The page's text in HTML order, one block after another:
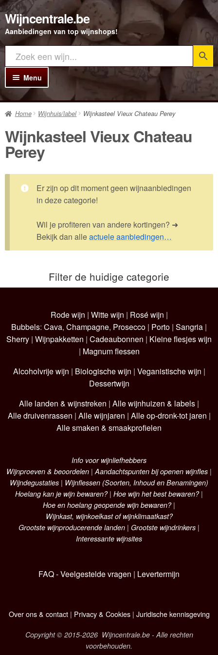
Ga
door
naar
navigatie
Ga
direct
naar
inhoud
Wijncentrale.be
Aanbiedingen van top wijnshops!
Menu
Home
Alle Wijnen
Rode wijn
Rosé wijn
Bubbels
Wijnpakketten
Magnums
Home Wijnhuis/label Wijnkasteel Vieux Chateau Perey
Wijnkasteel Vieux Chateau
Perey
Er zijn op dit moment geen wijnaanbiedingen
in deze categorie!
Wil je profiteren van andere kortingen? ➜
Bekijk dan alleactuele aanbiedingen…
Filter de huidige categorie
Rode wijn | Witte wijn | Rosé wijn |
Bubbels: Cava, Champagne, Prosecco | Porto | Sangria |
Sherry | Wijnpakketten | Cadeaubonnen | Kleine flesjes wijn
| Magnum flessen
Alcoholvrije wijn | Biologische wijn | Veganistische wijn |
Dessertwijn
Alle landen & wijnstreken | Alle wijnhuizen & labels |
Alle druivenrassen | Alle wijnjaren | Alle op-dronk-tot jaren |
Alle smaken & smaakprofielen
Info voor wijnliefhebbers
Wijnproeven & beoordelen |Aandachtspunten bij openen wijnfles |
Wijndegustaties | Wijnflessen (Soorten, Inhoud en Benamingen)
Hoelang kan je wijn bewaren?| Hoe wijn het best bewaren?|
Hoe en hoelang geopende wijn bewaren?|
Wijnkast, wijnkoelkast of wijnklimaatkast?
Grootste wijnproducerende landen | Grootste wijndrinkers |
Interessante wijnsites
FAQ - Veelgestelde vragen | Levertermijn
Over ons & contact| Privacy & Cookies| Juridische kennisgeving
Copyright © 2015-2026 Wijncentrale.be - Alle rechten
voorbehouden.